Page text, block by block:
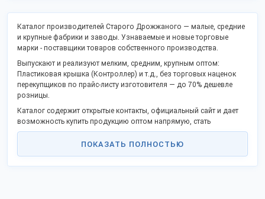
Каталог производителей Старого Дрожжаного — малые, средние
и крупные фабрики и заводы. Узнаваемые и новые торговые
марки - поставщики товаров собственного производства.
Выпускают и реализуют мелким, средним, крупным оптом:
Пластиковая крышка (Контроллер) и т.д., без торговых наценок
перекупщиков по прайс-листу изготовителя — до 70% дешевле
розницы.
Каталог содержит открытые контакты, официальный сайт и дает
возможность купить продукцию оптом напрямую, стать
партнером в своём регионе.
Российские производственные предприятия активно
поддерживают процессы импортозамещения и модернизации,
ПОКАЗАТЬ ПОЛНОСТЬЮ